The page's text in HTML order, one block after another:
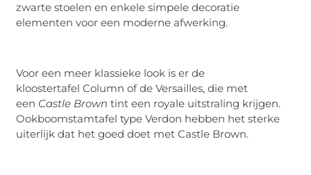
zwarte stoelen en enkele simpele decoratie
elementen voor een moderne afwerking.
Voor een meer klassieke look is er de
kloostertafel Column of de Versailles, die met
een Castle Brown tint een royale uitstraling krijgen.
Ookboomstamtafel type Verdon hebben het sterke
uiterlijk dat het goed doet met Castle Brown.